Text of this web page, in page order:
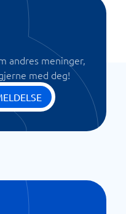
andres meninger,
med deg!